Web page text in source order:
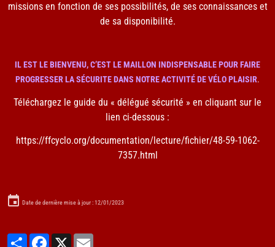
missions en fonction de ses possibilités, de ses connaissances et
de sa disponibilité.
IL EST LE BIENVENU, C’EST LE MAILLON INDISPENSABLE POUR FAIRE
PROGRESSER LA SÉCURITE DANS NOTRE ACTIVITÉ DE VÉLO PLAISIR.
Téléchargez le guide du « délégué sécurité » en cliquant sur le
lien ci-dessous :
https://ffcyclo.org/documentation/lecture/fichier/48-59-1062-
7357.html
Date de dernière mise à jour : 12/01/2023
Partager Facebook